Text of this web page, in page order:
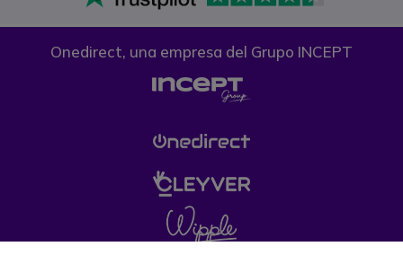
Onedirect, una empresa del Grupo INCEPT